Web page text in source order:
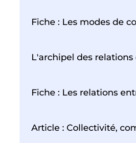
Fiche : Les modes de
L'archipel des
Fiche : Les relations
Article : Collectivité,